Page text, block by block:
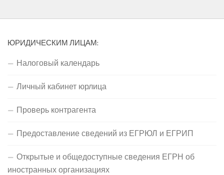
ЮРИДИЧЕСКИМ ЛИЦАМ:
Налоговый календарь
Личный кабинет юрлица
Проверь контрагента
Предоставление сведений из ЕГРЮЛ и ЕГРИП
Открытые и общедоступные сведения ЕГРН об
иностранных организациях